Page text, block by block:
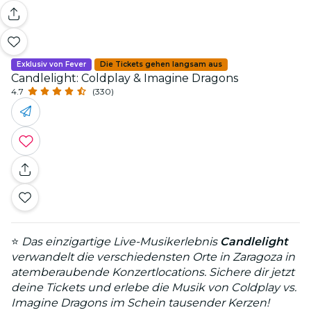
Exklusiv von Fever Die Tickets gehen langsam aus
Candlelight: Coldplay & Imagine Dragons
4.7 (330)
⭐ Das einzigartige Live-Musikerlebnis Candlelight
verwandelt die verschiedensten Orte in Zaragoza in
atemberaubende Konzertlocations. Sichere dir jetzt
deine Tickets und erlebe die Musik von Coldplay vs.
Imagine Dragons im Schein tausender Kerzen!